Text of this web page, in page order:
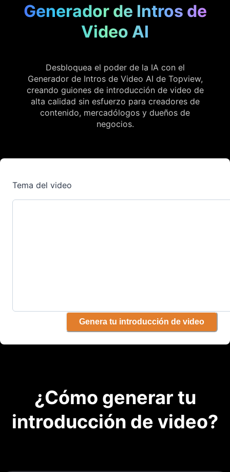
Generador de Intros de
Video AI
Desbloquea el poder de la IA con el
Generador de Intros de Video AI de Topview,
creando guiones de introducción de video de
alta calidad sin esfuerzo para creadores de
contenido, mercadólogos y dueños de
negocios.
Tema del video
Genera tu introducción de video
¿Cómo generar tu
introducción de video?